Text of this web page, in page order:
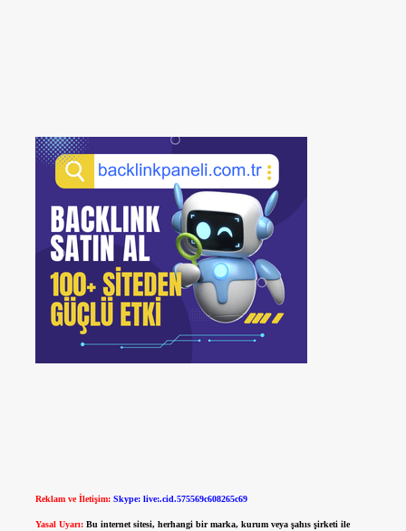
Reklam ve İletişim: Skype: live:.cid.575569c608265c69
Yasal Uyarı: Bu internet sitesi, herhangi bir marka, kurum veya şahıs şirketi ile